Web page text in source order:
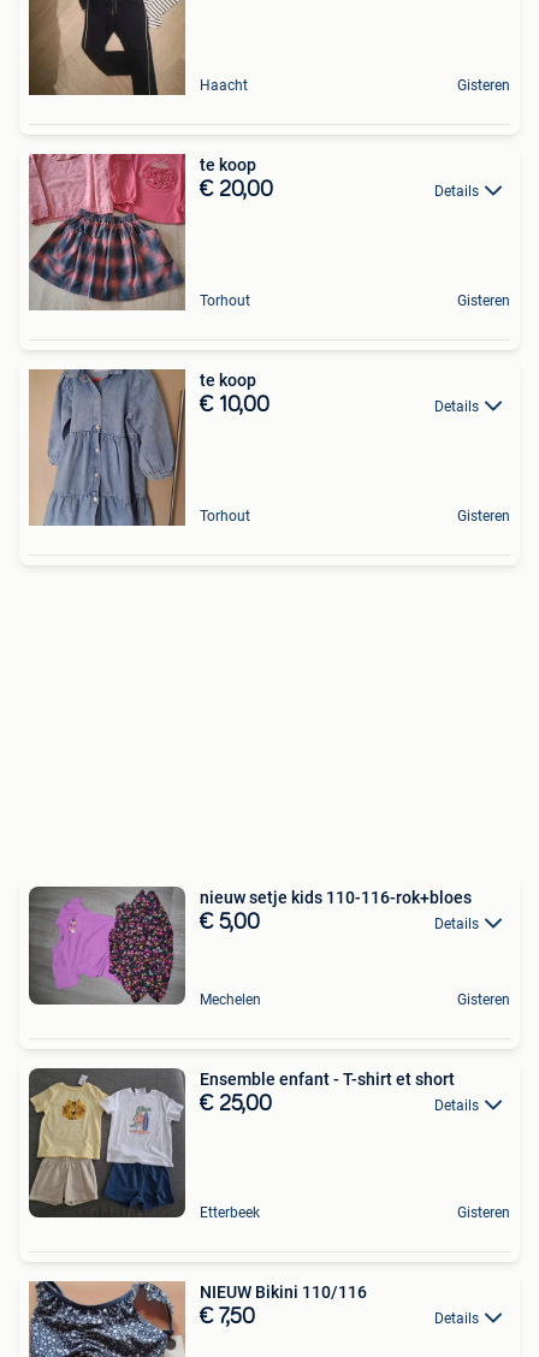
Haacht Gisteren
te koop
€ 20,00 Details
Torhout Gisteren
te koop
€ 10,00 Details
Torhout Gisteren
nieuw setje kids 110-116-rok+bloes
€ 5,00 Details
Mechelen Gisteren
Ensemble enfant - T-shirt et short
€ 25,00 Details
Etterbeek Gisteren
NIEUW Bikini 110/116
€ 7,50 Details